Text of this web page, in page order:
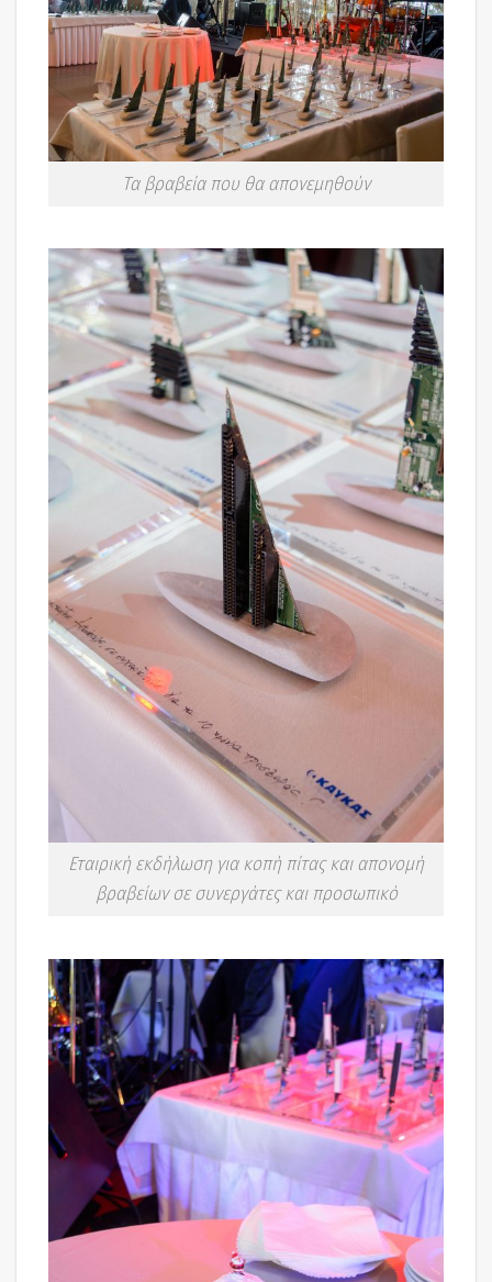
Τα βραβεία που θα απονεμηθούν
Εταιρική εκδήλωση για κοπή πίτας και απονομή
βραβείων σε συνεργάτες και προσωπικό